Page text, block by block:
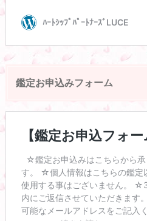
鑑定お申込みフォーム